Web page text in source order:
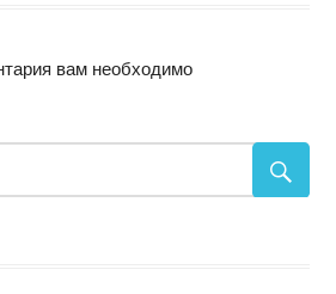
вам необходимо